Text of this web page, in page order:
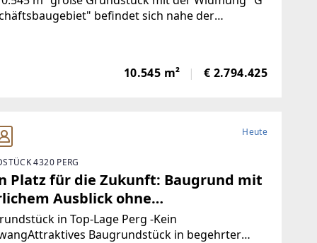
befindet sich nahe der
10.545 m² € 2.794.425
Heute
4320 PERG
Platz für die Zukunft: Baugrund mit
Ausblick ohne
in Top-Lage Perg -Kein
Baugrundstück in begehrter